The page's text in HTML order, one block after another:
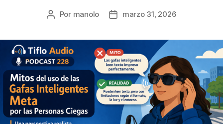
Autor
entrada
Por manolo
Fecha
entrada
marzo 31, 2026